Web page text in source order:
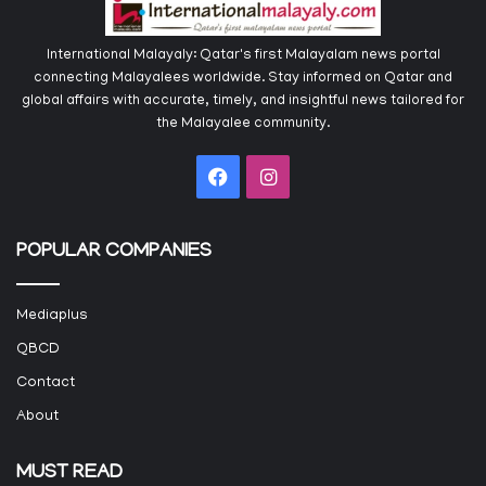
International Malayaly: Qatar's first Malayalam news portal
connecting Malayalees worldwide. Stay informed on Qatar and
global affairs with accurate, timely, and insightful news tailored for
the Malayalee community.
FacebookInstagram
POPULAR COMPANIES
Mediaplus
QBCD
Contact
About
MUST READ